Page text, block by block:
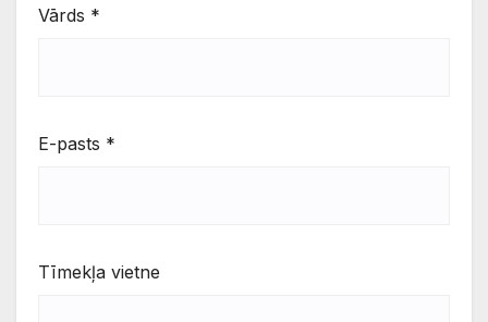
Vārds *
E-pasts *
Tīmekļa vietne